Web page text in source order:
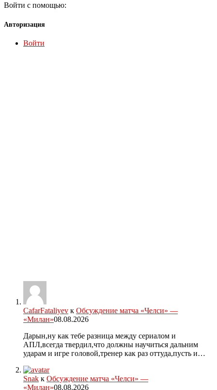
Войти с помощью:
Авторизация
Войти
CafarFataliyev к Обсуждение матча «Челси» —
«Милан»08.08.2026
Дарын,ну как тебе разница между сериалом и
АПЛ,всегда твердил,что должны научиться дальним
ударам и игре головой,тренер как раз оттуда,пусть и…
Snak к Обсуждение матча «Челси» —
«Милан»08.08.2026